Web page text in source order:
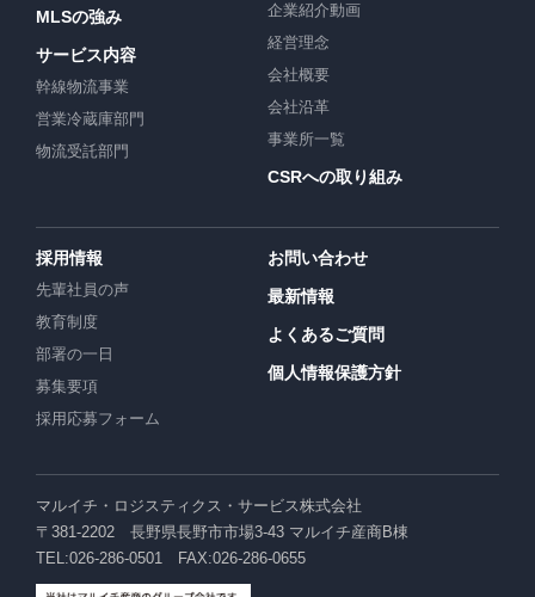
MLSの強み
サービス内容
幹線物流事業
営業冷蔵庫部門
物流受託部門
企業紹介動画
経営理念
会社概要
会社沿革
事業所一覧
CSRへの取り組み
採用情報
先輩社員の声
教育制度
部署の一日
募集要項
採用応募フォーム
お問い合わせ
最新情報
よくあるご質問
個人情報保護方針
マルイチ・ロジスティクス・サービス株式会社
〒381-2202 長野県長野市市場3-43 マルイチ産商B棟
TEL:026-286-0501 FAX:026-286-0655